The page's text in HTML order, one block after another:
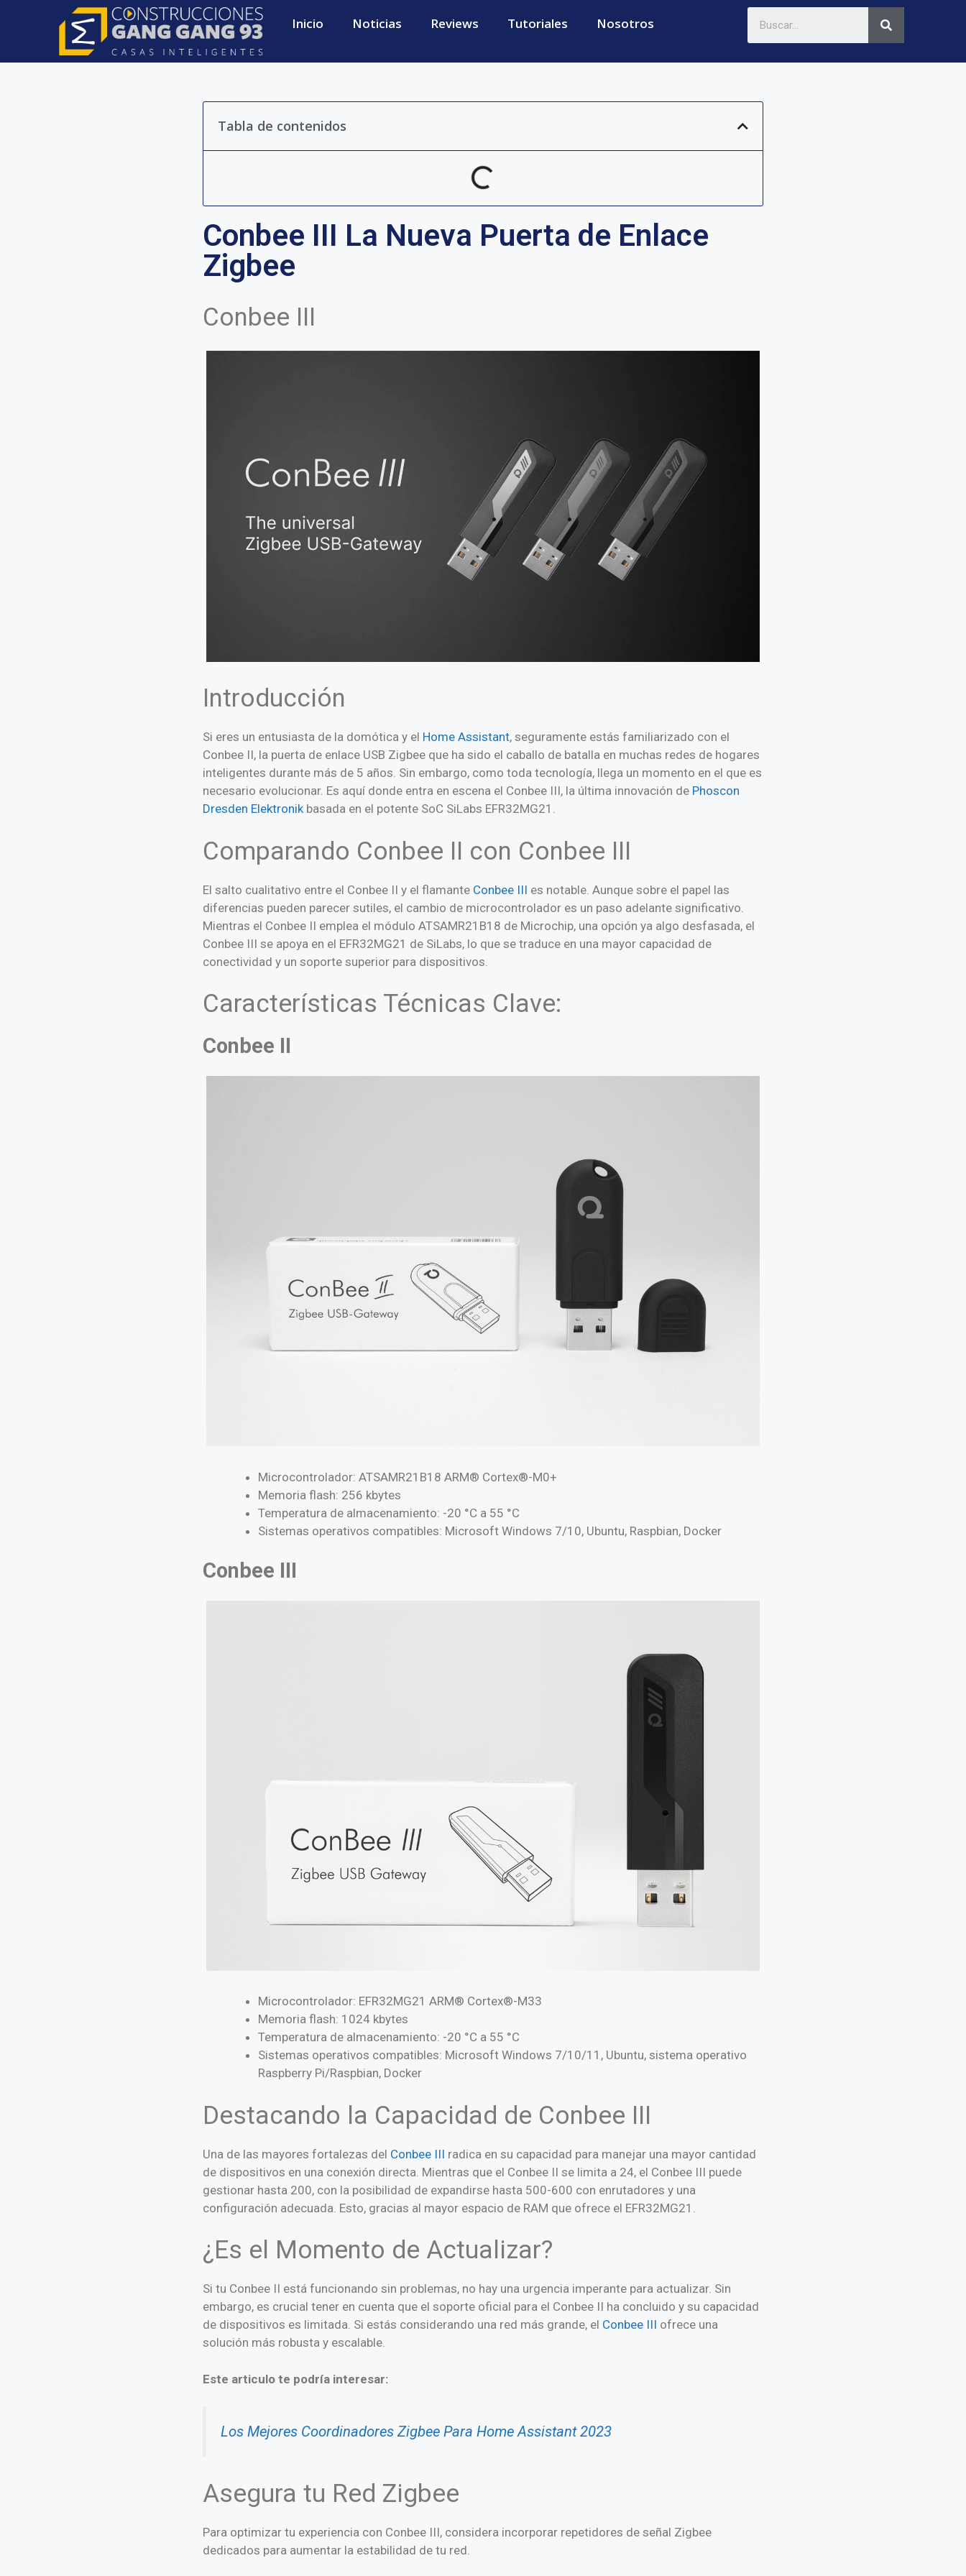
Inicio Noticias Reviews Tutoriales Nosotros
Tabla de contenidos
Conbee III La Nueva Puerta de Enlace
Zigbee
Conbee III
Introducción
Si eres un entusiasta de la domótica y el Home Assistant, seguramente estás familiarizado con el
Conbee II, la puerta de enlace USB Zigbee que ha sido el caballo de batalla en muchas redes de hogares
inteligentes durante más de 5 años. Sin embargo, como toda tecnología, llega un momento en el que es
necesario evolucionar. Es aquí donde entra en escena el Conbee III, la última innovación de Phoscon
Dresden Elektronikbasada en el potente SoC SiLabs EFR32MG21.
Comparando Conbee II con Conbee III
El salto cualitativo entre el Conbee II y el flamante Conbee III es notable. Aunque sobre el papel las
diferencias pueden parecer sutiles, el cambio de microcontrolador es un paso adelante significativo.
Mientras el Conbee II emplea el módulo ATSAMR21B18 de Microchip, una opción ya algo desfasada, el
Conbee III se apoya en el EFR32MG21 de SiLabs, lo que se traduce en una mayor capacidad de
conectividad y un soporte superior para dispositivos.
Características Técnicas Clave:
Conbee II
Microcontrolador: ATSAMR21B18 ARM® Cortex®-M0+
Memoria flash: 256 kbytes
Temperatura de almacenamiento: -20 °C a 55 °C
Sistemas operativos compatibles: Microsoft Windows 7/10, Ubuntu, Raspbian, Docker
Conbee III
Microcontrolador: EFR32MG21 ARM® Cortex®-M33
Memoria flash: 1024 kbytes
Temperatura de almacenamiento: -20 °C a 55 °C
Sistemas operativos compatibles: Microsoft Windows 7/10/11, Ubuntu, sistema operativo
Raspberry Pi/Raspbian, Docker
Destacando la Capacidad de Conbee III
Una de las mayores fortalezas del Conbee III radica en su capacidad para manejar una mayor cantidad
de dispositivos en una conexión directa. Mientras que el Conbee II se limita a 24, el Conbee III puede
gestionar hasta 200, con la posibilidad de expandirse hasta 500-600 con enrutadores y una
configuración adecuada. Esto, gracias al mayor espacio de RAM que ofrece el EFR32MG21.
¿Es el Momento de Actualizar?
Si tu Conbee II está funcionando sin problemas, no hay una urgencia imperante para actualizar. Sin
embargo, es crucial tener en cuenta que el soporte oficial para el Conbee II ha concluido y su capacidad
de dispositivos es limitada. Si estás considerando una red más grande, el Conbee III ofrece una
solución más robusta y escalable.
Este articulo te podría interesar:
Los Mejores Coordinadores Zigbee Para Home Assistant 2023
Asegura tu Red Zigbee
Para optimizar tu experiencia con Conbee III, considera incorporar repetidores de señal Zigbee
dedicados para aumentar la estabilidad de tu red.